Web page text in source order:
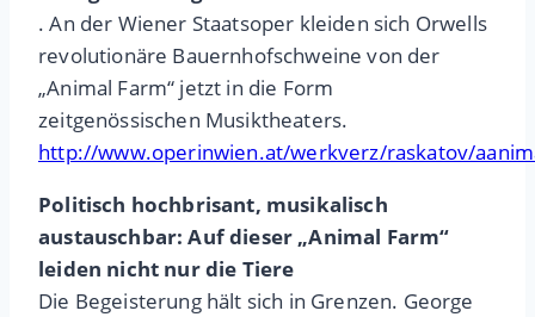
. An der Wiener Staatsoper kleiden sich Orwells
revolutionäre Bauernhofschweine von der
„Animal Farm“ jetzt in die Form
zeitgenössischen Musiktheaters.
http://www.operinwien.at/werkverz/raskatov/
Politisch hochbrisant, musikalisch
austauschbar: Auf dieser „Animal Farm“
leiden nicht nur die Tiere
Die Begeisterung hält sich in Grenzen. George